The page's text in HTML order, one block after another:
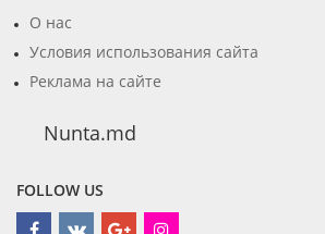
О нас
Условия использования сайта
Реклама на сайте
Nunta.md
FOLLOW US